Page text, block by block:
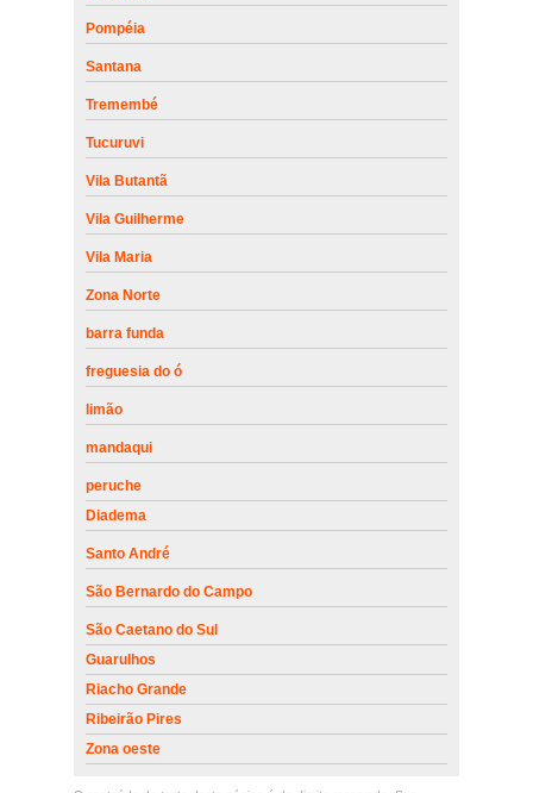
Pompéia
Santana
Tremembé
Tucuruvi
Vila Butantã
Vila Guilherme
Vila Maria
Zona Norte
barra funda
freguesia do ó
limão
mandaqui
peruche
Diadema
Santo André
São Bernardo do Campo
São Caetano do Sul
Guarulhos
Riacho Grande
Ribeirão Pires
Zona oeste